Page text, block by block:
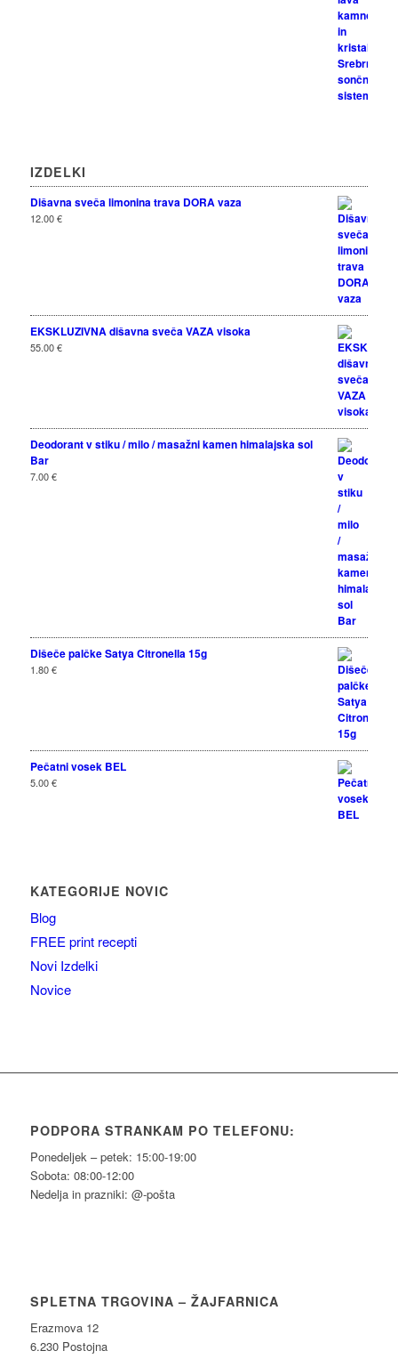
IZDELKI
Dišavna sveča limonina trava DORA vaza
12.00€
EKSKLUZIVNA dišavna sveča VAZA visoka
55.00€
Deodorant v stiku / milo / masažni kamen himalajska sol
Bar
7.00€
Dišeče palčke Satya Citronella 15g
1.80€
Pečatni vosek BEL
5.00€
KATEGORIJE NOVIC
Blog
FREE print recepti
Novi Izdelki
Novice
PODPORA STRANKAM PO TELEFONU:
Ponedeljek – petek: 15:00-19:00
Sobota: 08:00-12:00
Nedelja in prazniki: @-pošta
SPLETNA TRGOVINA – ŽAJFARNICA
Erazmova 12
6.230 Postojna